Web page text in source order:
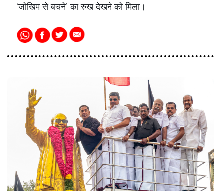
‘जोखिम से बचने’ का रुख देखने को मिला।